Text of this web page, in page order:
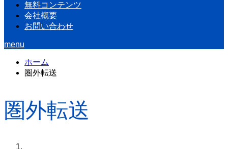
無料コンテンツ
会社概要
お問い合わせ
menu
ホーム
圏外転送
圏外転送